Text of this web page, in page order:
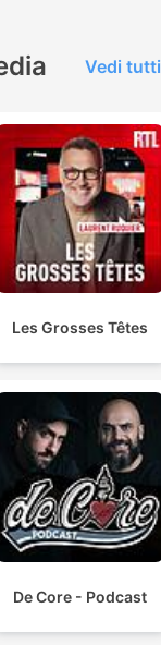
Vedi tutti
Les Grosses Têtes
De Core - Podcast